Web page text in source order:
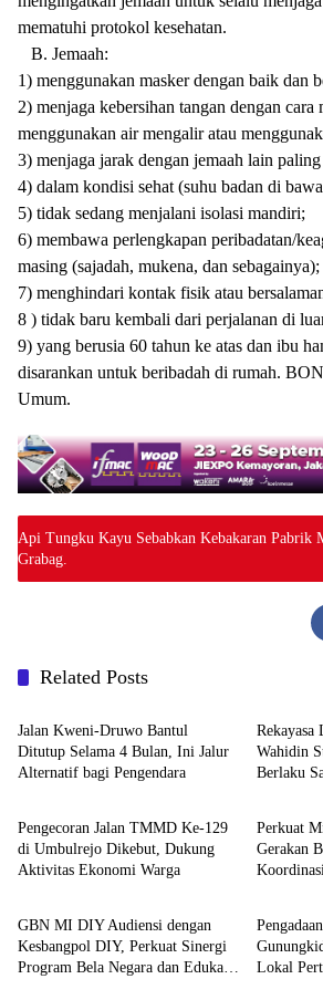
mematuhi protokol kesehatan.
B. Jemaah:
1) menggunakan masker dengan baik dan
2) menjaga kebersihan tangan dengan cara
menggunakan air mengalir atau
3) menjaga jarak dengan jemaah lain
4) dalam kondisi sehat (suhu badan di
5) tidak sedang menjalani isolasi mandiri;
6) membawa perlengkapan peribadatan/
masing (sajadah, mukena, dan sebagainya);
7) menghindari kontak fisik atau
8 ) tidak baru kembali dari perjalanan di
9) yang berusia 60 tahun ke atas dan ibu
disarankan untuk beribadah di rumah. BON
Umum.
Api Tungku Kayu Sebabkan Kebakaran Pabrik
Grabag.
Related Posts
Berita
Jalan Kweni-Druwo Bantul
Ditutup Selama 4 Bulan, Ini Jalur
Alternatif bagi Pengendara
Rekayasa
Wahidin
Berlaku
Berita
Pengecoran Jalan TMMD Ke-129
di Umbulrejo Dikebut, Dukung
Aktivitas Ekonomi Warga
Berita
Perkuat
Gerakan
Berita
GBN MI DIY Audiensi dengan
Kesbangpol DIY, Perkuat Sinergi
Program Bela Negara dan Edukasi
Berita
Lokal